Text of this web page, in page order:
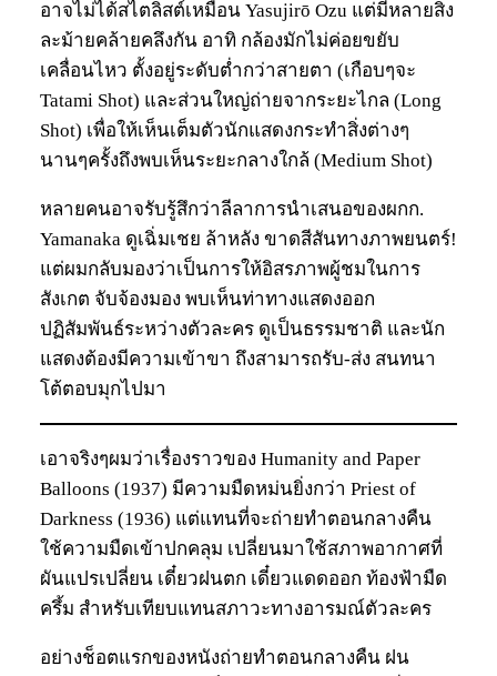
อาจไม่ได้สไตลิสต์เหมือน Yasujirō Ozu แต่มีหลายสิ่ง
ละม้ายคล้ายคลึงกัน อาทิ กล้องมักไม่ค่อยขยับ
เคลื่อนไหว ตั้งอยู่ระดับต่ำกว่าสายตา (เกือบๆจะ
Tatami Shot) และส่วนใหญ่ถ่ายจากระยะไกล (Long
Shot) เพื่อให้เห็นเต็มตัวนักแสดงกระทำสิ่งต่างๆ
นานๆครั้งถึงพบเห็นระยะกลางใกล้ (Medium Shot)
หลายคนอาจรับรู้สึกว่าลีลาการนำเสนอของผกก.
Yamanaka ดูเฉิ่มเชย ล้าหลัง ขาดสีสันทางภาพยนตร์!
แต่ผมกลับมองว่าเป็นการให้อิสรภาพผู้ชมในการ
สังเกต จับจ้องมอง พบเห็นท่าทางแสดงออก
ปฏิสัมพันธ์ระหว่างตัวละคร ดูเป็นธรรมชาติ และนัก
แสดงต้องมีความเข้าขา ถึงสามารถรับ-ส่ง สนทนา
โต้ตอบมุกไปมา
เอาจริงๆผมว่าเรื่องราวของ Humanity and Paper
Balloons (1937) มีความมืดหม่นยิ่งกว่า Priest of
Darkness (1936) แต่แทนที่จะถ่ายทำตอนกลางคืน
ใช้ความมืดเข้าปกคลุม เปลี่ยนมาใช้สภาพอากาศที่
ผันแปรเปลี่ยน เดี๋ยวฝนตก เดี๋ยวแดดออก ท้องฟ้ามืด
ครึ้ม สำหรับเทียบแทนสภาวะทางอารมณ์ตัวละคร
อย่างช็อตแรกของหนังถ่ายทำตอนกลางคืน ฝน